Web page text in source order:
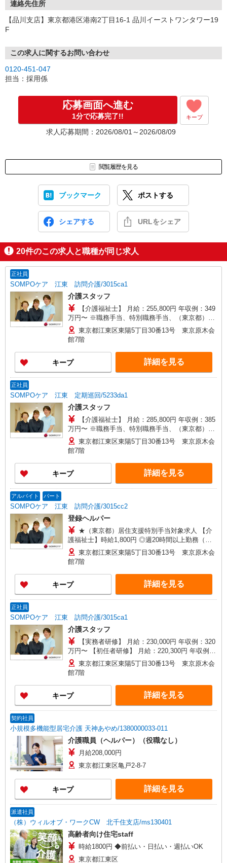
連絡先住所
【品川支店】東京都港区港南2丁目16-1 品川イーストワンタワー19
F
この求人に関するお問い合わせ
0120-451-047
担当：採用係
応募画面へ進む
1分で応募完了!! キープ
求人応募期間：2026/08/01～2026/08/09
閲覧履歴を見る
ブックマーク ポストする
シェアする URLをシェア
20件のこの求人と職種が同じ求人
正社員
SOMPOケア 江東 訪問介護/3015ca1
介護スタッフ
【介護福祉士】 月給：255,800円 年収例：349
万円〜 ※職務手当、特別職務手当、（東京都）居
住支援特別手当、働きがい向上手当、日祝手当
（月平均2回分）等、毎月平均的に支払われる手当
を含みます。 ※居住支援特別手当は勤続5年目ま
での方はさらに1万円支給（再入社は除く） ◎賞
与：基本給2.08ヶ月分/年支給 ◎残業時は別途時間
外手当支給（超過1分〜）
東京都江東区東陽5丁目30番13号 東京原木会
館7階
キープ 詳細を見る
正社員
SOMPOケア 江東 定期巡回/5233da1
介護スタッフ
【介護福祉士】 月給：285,800円 年収例：385
万円〜 ※職務手当、特別職務手当、（東京都）居
住支援特別手当、働きがい向上手当、働きがい向
上手当、日祝手当（月平均2回分）、深夜勤手当
（月平均5回分）、在宅手当（月平均10回分）等、
毎月平均的に支払われる手当を含みます。 ◎残業
時は別途時間外手当支給（超過1分〜） ◎居住支
援特別手当は勤続5年目までの方はさらに1万円支
支給
東京都江東区東陽5丁目30番13号 東京原木会
館7階
キープ 詳細を見る
アルバイト パート
SOMPOケア 江東 訪問介護/3015cc2
登録ヘルパー
★（東京都）居住支援特別手当対象求人 【介
護福祉士】時給1,800円 ◎週20時間以上勤務（社
保加入者）の場合は時給1,850円 ＊早朝（〜
8:00）：時給2,250円〜 ＊日曜祝日：時給2,100
円〜 【実務者研修・初任者研修（ヘルパー1級・2
級）】時給1,720円 ◎週20時間以上勤務（社保加
入者）の場合は時給1,770円 ＊早朝（〜8:00）：
時給2,150円〜 ＊日曜祝日：時給2,020円〜 ◎身体
時給の60％支給 ※居住支援特別手当は勤続5年目
までの方はさらに時給＋50円（再入社者は除く）
東京都江東区東陽5丁目30番13号 東京原木会
館7階
キープ 詳細を見る
正社員
SOMPOケア 江東 訪問介護/3015ca1
介護スタッフ
【実務者研修】 月給：230,000円 年収例：320
万円〜 【初任者研修】 月給：220,300円 年収例：
305万円〜 ※職務手当、（東京都）居住支援特別
手当、働きがい向上手当、日祝手当（月平均2回
分）等、毎月平均的に支払われる手当を含みま
す。 ※居住支援特別手当は勤続5年目までの方は
さらに1万円支給（再入社は除く） ◎賞与：基本
給2.08ヶ月分/年支給 ◎残業時は別途時間外手当支
東京都江東区東陽5丁目30番13号 東京原木会
館7階
キープ 詳細を見る
契約社員
小規模多機能型居宅介護 天神あやめ/1380000033-011
介護職員（ヘルパー）（役職なし）
月給208,000円
東京都江東区亀戸2-8-7
キープ 詳細を見る
派遣社員
（株）ウィルオブ・ワークCW 北千住支店/ms130401
高齢者向け住宅staff
時給1800円 ◆前払い・日払い・週払いOK
東京都江東区